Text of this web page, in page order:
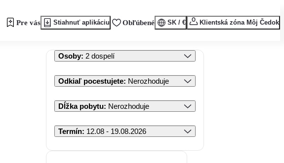
Pre vás Stiahnuť aplikáciu Obľúbené SK / € Klientská zóna Môj Čedok
Osoby: 2 dospelí
Odkiaľ pocestujete: Nerozhoduje
Dĺžka pobytu: Nerozhoduje
Termín: 12.08 - 19.08.2026